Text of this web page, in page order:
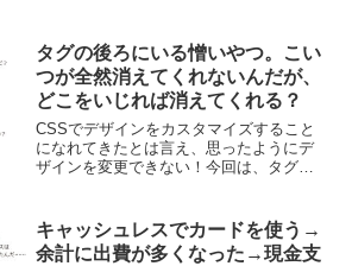
らないって場合があるよね。自分自身感
想を伝えるのが下手くそなので、それが
好きです！最高です！以外の言葉が出て
こないから、努力したから認めてよとい
う感情が滲み出てしまっている作品は苦
手と感じてしまうんです。という話。
タグの後ろにいる憎いやつ。こい
つが全然消えてくれないんだが、
どこをいじれば消えてくれる？
CSSでデザインをカスタマイズすること
になれてきたとは言え、思ったようにデ
ザインを変更できない！今回は、タグの
キャッシュレスでカードを使う→
余計に出費が多くなった→現金支